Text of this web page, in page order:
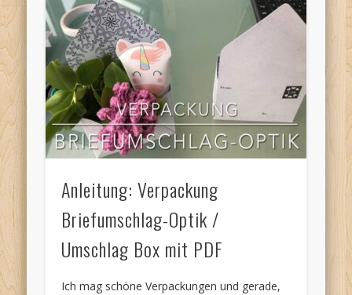
Anleitung: Verpackung
Briefumschlag-Optik /
Umschlag Box mit PDF
Ich mag schöne Verpackungen und gerade,